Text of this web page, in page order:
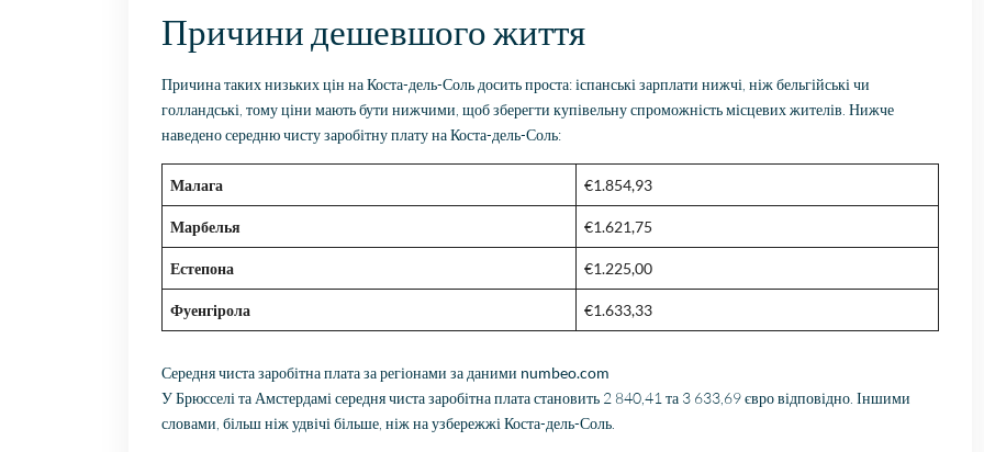
Причини дешевшого життя
Причина таких низьких цін на Коста-дель-Соль досить проста: іспанські зарплати нижчі, ніж бельгійські чи
голландські, тому ціни мають бути нижчими, щоб зберегти купівельну спроможність місцевих жителів. Нижче
наведено середню чисту заробітну плату на Коста-дель-Соль:
Малага €1.854,93
Марбелья €1.621,75
Естепона €1.225,00
Фуенгірола €1.633,33
Середня чиста заробітна плата за регіонами за даними numbeo.com
У Брюсселі та Амстердамі середня чиста заробітна плата становить 2 840,41 та 3 633,69 євро відповідно. Іншими
словами, більш ніж удвічі більше, ніж на узбережжі Коста-дель-Соль.